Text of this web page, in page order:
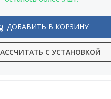
ДОБАВИТЬ В КОРЗИНУ
С УСТАНОВКОЙ